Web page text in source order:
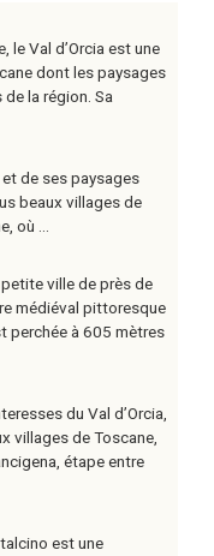
le Val d’Orcia est une
dont les paysages
la région. Sa
et de ses paysages
beaux villages de
où ...
ville de près de
médiéval pittoresque
perchée à 605 mètres
du Val d’Orcia,
villages de Toscane,
étape entre
est une